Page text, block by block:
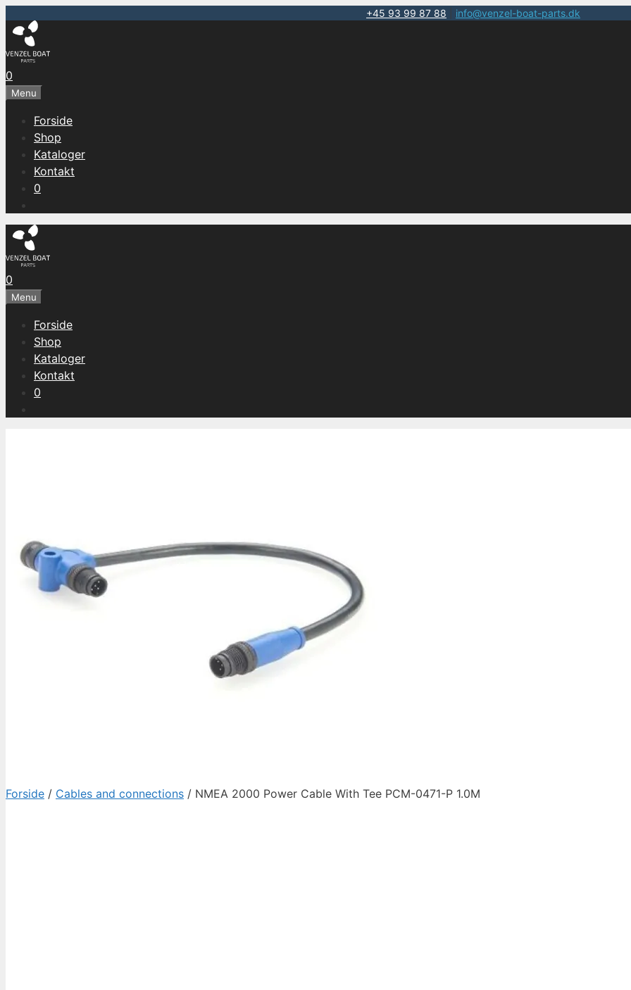
+45 93 99 87 88 info@venzel-boat-parts.dk
Hop
indhold
0
Menu
Forside
Shop
Kataloger
Kontakt
0
0
Menu
Forside
Shop
Kataloger
Kontakt
0
Forside / Cables and connections / NMEA 2000 Power Cable With Tee PCM-0471-P 1.0M